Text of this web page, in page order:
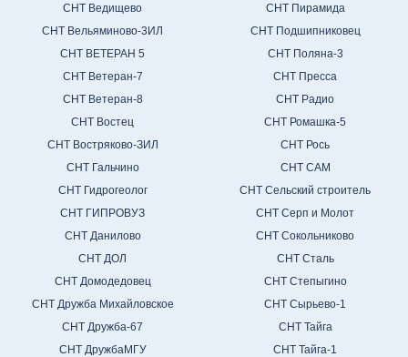
СНТ Ведищево
СНТ Вельяминово-3ИЛ
СНТ ВЕТЕРАН 5
СНТ Ветеран-7
СНТ Ветеран-8
СНТ Востец
СНТ Востряково-ЗИЛ
СНТ Гальчино
СНТ Гидрогеолог
СНТ ГИПРОВУЗ
СНТ Данилово
СНТ ДОЛ
СНТ Домодедовец
СНТ Дружба Михайловское
СНТ Дружба-67
СНТ ДружбаМГУ
СНТ Пирамида
СНТ Подшипниковец
СНТ Поляна-3
СНТ Пресса
СНТ Радио
СНТ Ромашка-5
СНТ Рось
СНТ САМ
СНТ Сельский строитель
СНТ Серп и Молот
СНТ Сокольниково
СНТ Сталь
СНТ Степыгино
СНТ Сырьево-1
СНТ Тайга
СНТ Тайга-1